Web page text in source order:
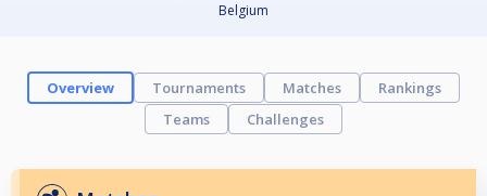
Belgium
Overview Tournaments Matches
Rankings
Teams
Challenges